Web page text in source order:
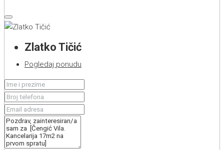
Zlatko Tičić
Pogledaj ponudu